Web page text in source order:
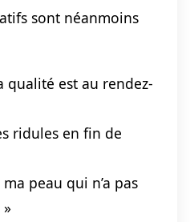
sont néanmoins
qualité est au rendez-
ridules en fin de
peau qui n’a pas